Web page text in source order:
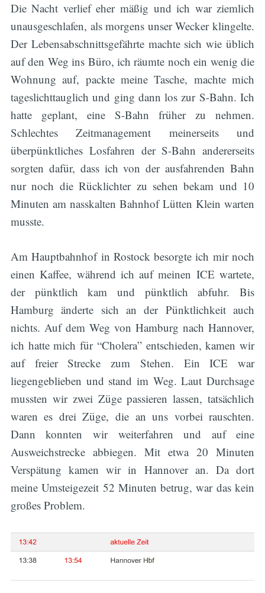
Die Nacht verlief eher mäßig und ich war ziemlich
unausgeschlafen, als morgens unser Wecker klingelte.
Der Lebensabschnittsgefährte machte sich wie üblich
auf den Weg ins Büro, ich räumte noch ein wenig die
Wohnung auf, packte meine Tasche, machte mich
tageslichttauglich und ging dann los zur S-Bahn. Ich
hatte geplant, eine S-Bahn früher zu nehmen.
Schlechtes Zeitmanagement meinerseits und
überpünktliches Losfahren der S-Bahn andererseits
sorgten dafür, dass ich von der ausfahrenden Bahn
nur noch die Rücklichter zu sehen bekam und 10
Minuten am nasskalten Bahnhof Lütten Klein warten
musste.
Am Hauptbahnhof in Rostock besorgte ich mir noch
einen Kaffee, während ich auf meinen ICE wartete,
der pünktlich kam und pünktlich abfuhr. Bis
Hamburg änderte sich an der Pünktlichkeit auch
nichts. Auf dem Weg von Hamburg nach Hannover,
ich hatte mich für “Cholera” entschieden, kamen wir
auf freier Strecke zum Stehen. Ein ICE war
liegengeblieben und stand im Weg. Laut Durchsage
mussten wir zwei Züge passieren lassen, tatsächlich
waren es drei Züge, die an uns vorbei rauschten.
Dann konnten wir weiterfahren und auf eine
Ausweichstrecke abbiegen. Mit etwa 20 Minuten
Verspätung kamen wir in Hannover an. Da dort
meine Umsteigezeit 52 Minuten betrug, war das kein
großes Problem.